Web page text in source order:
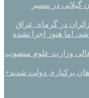
گیلانی در مسیر
در گرمای عراق
اما هنوز اجرا نشده
وزارت علوم منصوب
برکناری دولت شدند+